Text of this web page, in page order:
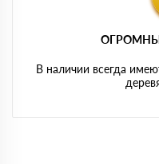
В наличии всегда